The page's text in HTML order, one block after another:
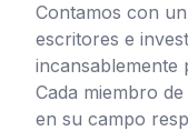
Contamos con
escritores e
incansablemente
Cada miembro
en su campo